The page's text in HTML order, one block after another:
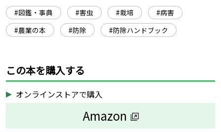
#図鑑・事典 #害虫 #栽培
#病害
#農業の本
#防除 #防除ハンドブック
この本を購入する
オンラインストアで購入
Amazon